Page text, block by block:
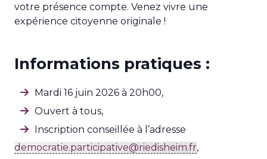
votre présence compte. Venez vivre une
expérience citoyenne originale !
Informations pratiques :
Mardi 16 juin 2026 à 20h00,
Ouvert à tous,
Inscription conseillée à l’adresse
democratie.participative@riedisheim.fr,